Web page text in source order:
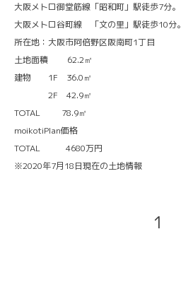
大阪メトロ御堂筋線「昭和町」駅徒歩7分。
大阪メトロ谷町線 「文の里」駅徒歩10分。
所在地：大阪市阿倍野区阪南町1丁目
土地面積 62.2㎡
建物 1F 36.0㎡
2F 42.9㎡
TOTAL 78.9㎡
moikotiPlan価格
TOTAL 4680万円
※2020年7月18日現在の土地情報
1